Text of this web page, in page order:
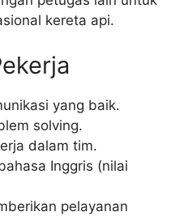
kereta api.
yang baik.
solving.
dalam tim.
Inggris (nilai
pelayanan